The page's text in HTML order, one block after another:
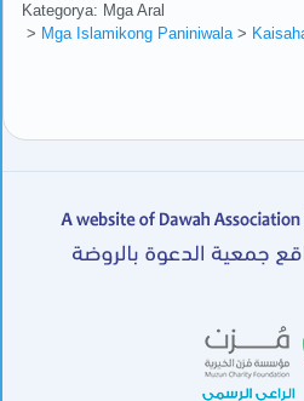
Kategorya: Mga Aral
> Mga Islamikong Paniniwala>